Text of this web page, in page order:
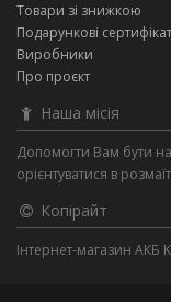
Товари зі знижкою
Подарункові
Виробники
Про проєкт
Наша місія
Допомогти Вам бути на
орієнтуватися в
Копірайт
Інтернет-магазин АКБ